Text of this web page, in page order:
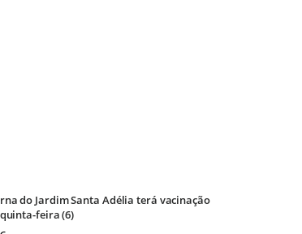
do Jardim Santa Adélia terá vacinação
feira (6)